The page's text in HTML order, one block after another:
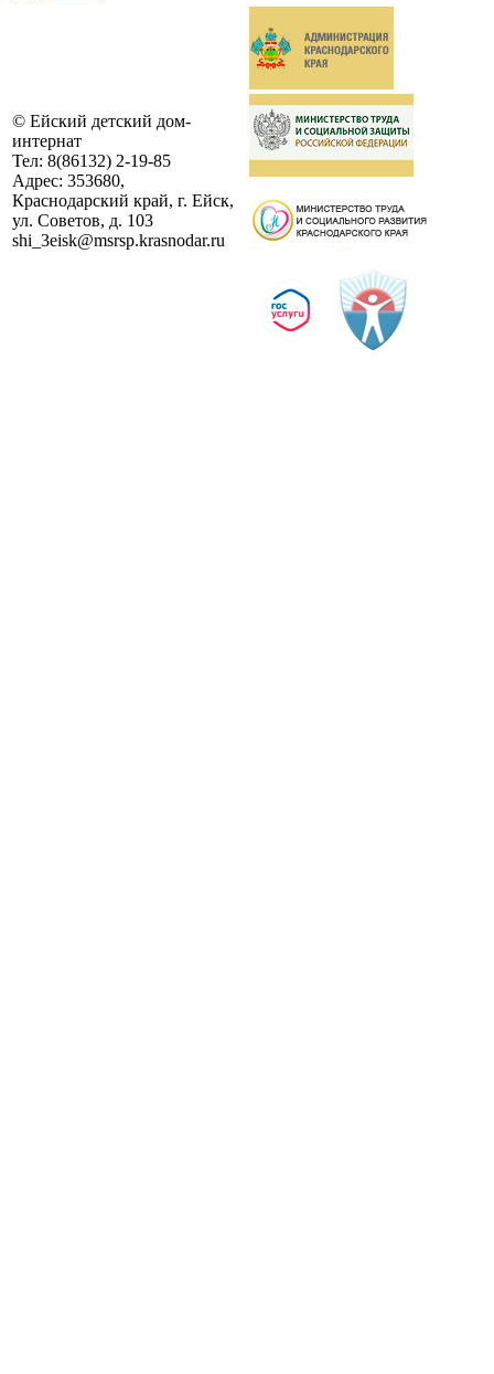
© Ейский детский дом-
интернат
Тел: 8(86132) 2-19-85
Адрес: 353680,
Краснодарский край, г. Ейск,
ул. Советов, д. 103
shi_3eisk@msrsp.krasnodar.ru